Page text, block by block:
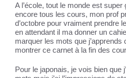
A l’école, tout le monde est
encore tous les cours, mon prof
d’octobre pour vraiment prendre
en attendant il ma donner un
marquer les mots que j’apprends
montrer ce carnet à la fin des
Pour le japonais, je vois bien que